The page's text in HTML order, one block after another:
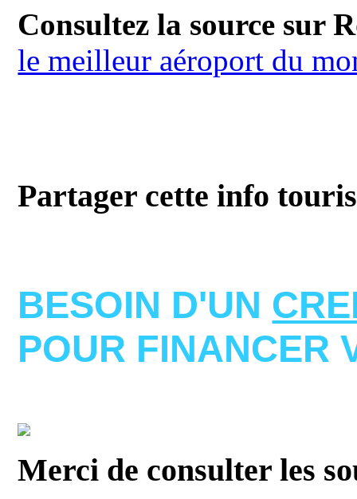
Consultez la source sur
le meilleur aéroport du
Partager cette info
BESOIN D'UN
POUR FINANCER
Merci de consulter les